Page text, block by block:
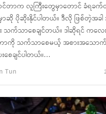
ဝင်တာက လူကြီးတွေမှာတောင် ခံရခ
ဆို ပိုဆိုးနိုင်ပါတယ်။ ဒီလို ဖြစ်တဲ့အခါ
က်သာစေချင်တယ်။ ဒါဆိုရင် ကလေ
င်တာကို သက်သာစေမယ့် အစားအသော
းစေချင်ပါတယ်။…
Tun